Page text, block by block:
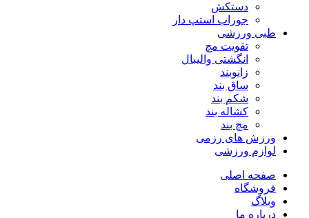
دستکش
جوراب استپ دار
طبی ورزشی
تقویت مچ
انگشتی واليبال
زانوبند
ساق بند
شکم بند
کشاله بند
مچ بند
ورزش های رزمی
لوازم ورزشی
صفحه اصلی
فروشگاه
وبلاگ
درباره ما